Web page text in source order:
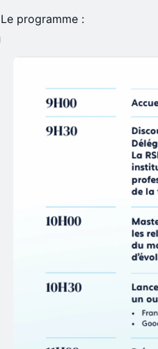
Le programme :